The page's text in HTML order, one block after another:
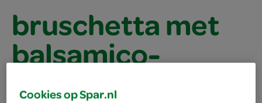
bruschetta met
balsamico-
tomaatjes en tijm
Cookies op Spar.nl